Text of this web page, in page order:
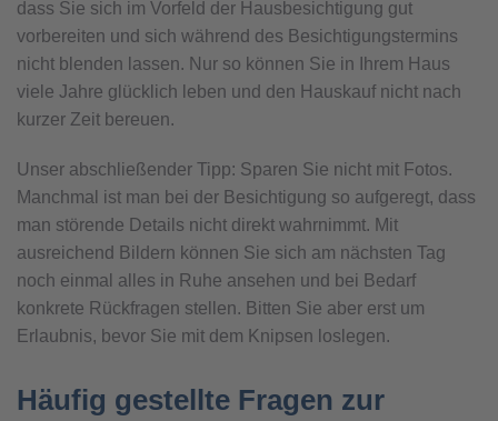
dass Sie sich im Vorfeld der Hausbesichtigung gut
vorbereiten und sich während des Besichtigungstermins
nicht blenden lassen. Nur so können Sie in Ihrem Haus
viele Jahre glücklich leben und den Hauskauf nicht nach
kurzer Zeit bereuen.
Unser abschließender Tipp: Sparen Sie nicht mit Fotos.
Manchmal ist man bei der Besichtigung so aufgeregt, dass
man störende Details nicht direkt wahrnimmt. Mit
ausreichend Bildern können Sie sich am nächsten Tag
noch einmal alles in Ruhe ansehen und bei Bedarf
konkrete Rückfragen stellen. Bitten Sie aber erst um
Erlaubnis, bevor Sie mit dem Knipsen loslegen.
Häufig gestellte Fragen zur